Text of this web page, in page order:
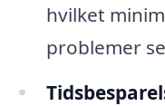
hvilket
problemer